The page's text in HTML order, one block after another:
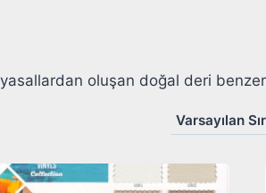
oluşan doğal deri